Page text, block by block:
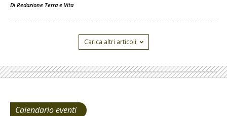
Di Redazione Terra e Vita
Carica altri articoli
Calendario eventi